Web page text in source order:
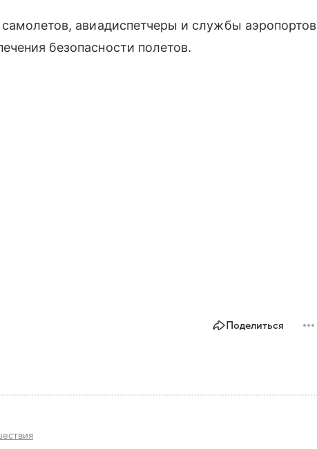
авиадиспетчеры и службы аэропортов
безопасности полетов.
Поделиться